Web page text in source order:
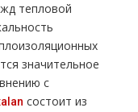
тепловой
значительное
с
состоит из